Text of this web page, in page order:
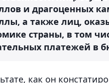
и драгоценных
а также лиц,
страны, в том
платежей в
как он